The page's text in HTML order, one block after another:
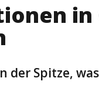
der Spitze,